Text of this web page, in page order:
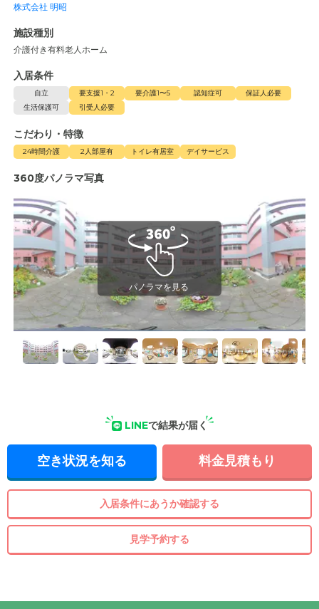
株式会社 明昭
施設種別
介護付き有料老人ホーム
入居条件
自立 要支援1・2 要介護1〜5 認知症可
保証人必要
生活保護可
引受人必要
こだわり・特徴
24時間介護 2人部屋有 トイレ有居室 デイサービス
360度パノラマ写真
LINEで結果が届く
空き状況を知る 料金見積もり
入居条件にあうか確認する
見学予約する